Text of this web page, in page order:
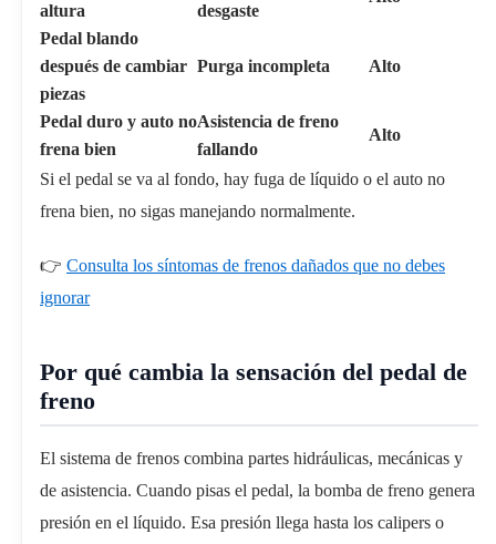
altura
desgaste
Pedal blando
después de cambiar
piezas
Purga incompleta Alto
Pedal duro y auto no
frena bien
Asistencia de freno
fallando
Alto
Si el pedal se va al fondo, hay fuga de líquido o el auto no
frena bien, no sigas manejando normalmente.
👉 Consulta los síntomas de frenos dañados que no debes
ignorar
Por qué cambia la sensación del pedal de
freno
El sistema de frenos combina partes hidráulicas, mecánicas y
de asistencia. Cuando pisas el pedal, la bomba de freno genera
presión en el líquido. Esa presión llega hasta los calipers o